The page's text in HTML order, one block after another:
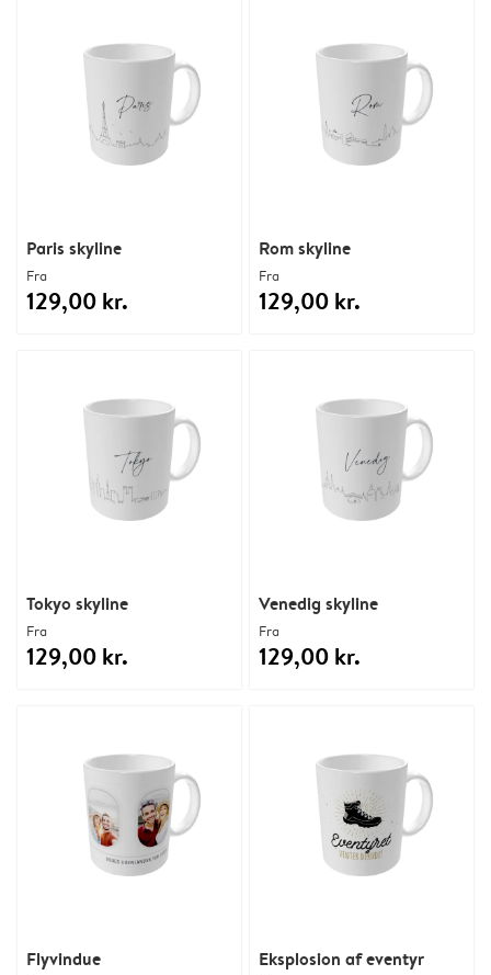
Paris skyline
Fra
129,00 kr.
Rom skyline
Fra
129,00 kr.
Tokyo skyline
Fra
129,00 kr.
Venedig skyline
Fra
129,00 kr.
Eksplosion af eventyr
Flyvindue